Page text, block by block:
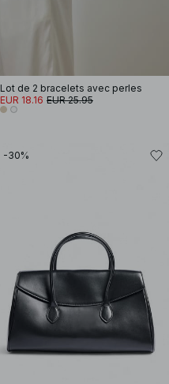
Lot de 2 bracelets avec perles
EUR 18.16 EUR 25.95
-30%